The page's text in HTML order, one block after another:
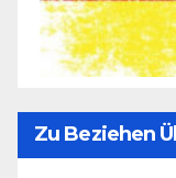
Zu Beziehen